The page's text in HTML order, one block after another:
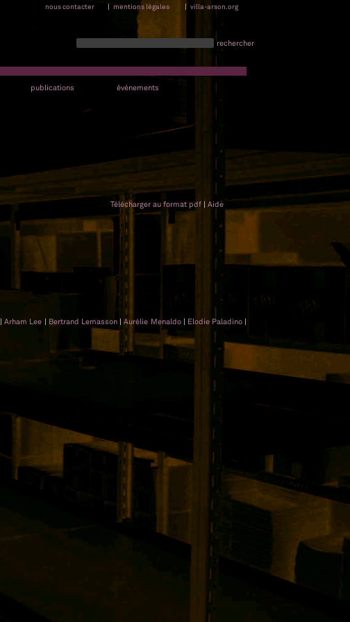
nous contacter | mentions légales | villa-arson.org
rechercher
publications événements
Télécharger au format pdf | Aide
|Arham Lee | Bertrand Lemasson |Aurélie Menaldo | Elodie Paladino |